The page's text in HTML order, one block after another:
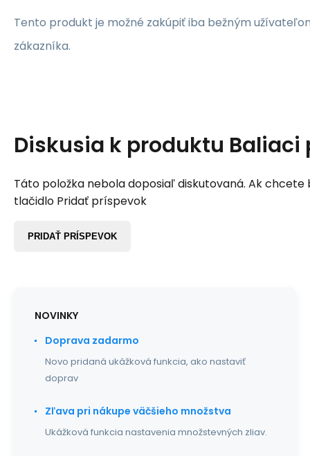
Tento produkt je možné zakúpiť iba bežným
zákazníka.
Diskusia k produktu Baliaci
Táto položka nebola doposiaľ diskutovaná. Ak chcete
tlačidlo Pridať príspevok
PRIDAŤ PRÍSPEVOK
NOVINKY
Doprava zadarmo
Novo pridaná ukážková funkcia, ako nastaviť
doprav
Zľava pri nákupe väčšieho množstva
Ukážková funkcia nastavenia množstevných zliav.